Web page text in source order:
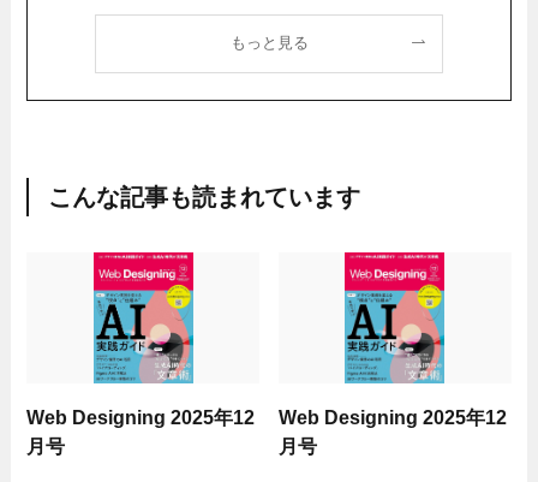
もっと見る
こんな記事も読まれています
Web Designing 2025年12
月号
Web Designing 2025年12
月号